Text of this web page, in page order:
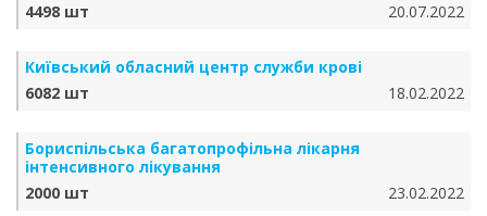
4498 шт
20.07.2022
Київський обласний центр служби крові
6082 шт
18.02.2022
Бориспільська багатопрофільна лікарня
інтенсивного лікування
2000 шт
23.02.2022